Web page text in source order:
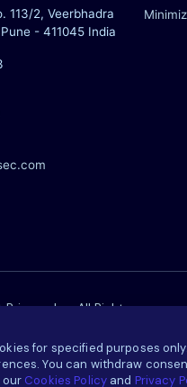
113/2, Veerbhadra
- 411045 India
Inc. All Rights
for specified purposes
You can withdraw
our Cookies Policy and Privacy